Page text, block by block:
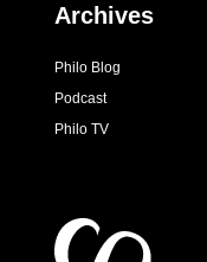
Archives
Philo Blog
Podcast
Philo TV